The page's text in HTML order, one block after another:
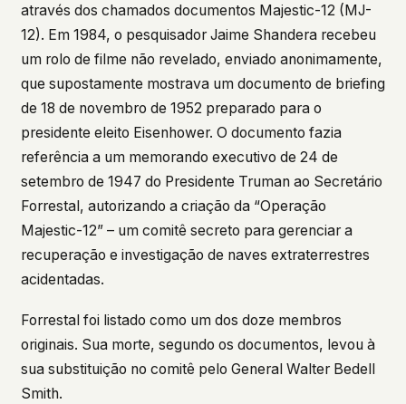
através dos chamados documentos Majestic-12 (MJ-
12). Em 1984, o pesquisador Jaime Shandera recebeu
um rolo de filme não revelado, enviado anonimamente,
que supostamente mostrava um documento de briefing
de 18 de novembro de 1952 preparado para o
presidente eleito Eisenhower. O documento fazia
referência a um memorando executivo de 24 de
setembro de 1947 do Presidente Truman ao Secretário
Forrestal, autorizando a criação da “Operação
Majestic-12” – um comitê secreto para gerenciar a
recuperação e investigação de naves extraterrestres
acidentadas.
Forrestal foi listado como um dos doze membros
originais. Sua morte, segundo os documentos, levou à
sua substituição no comitê pelo General Walter Bedell
Smith.